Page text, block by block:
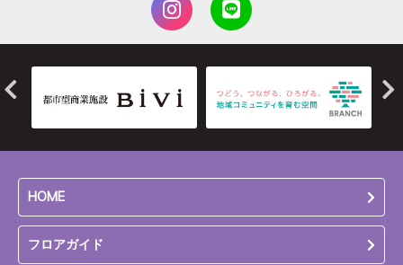
HOME
フロアガイド